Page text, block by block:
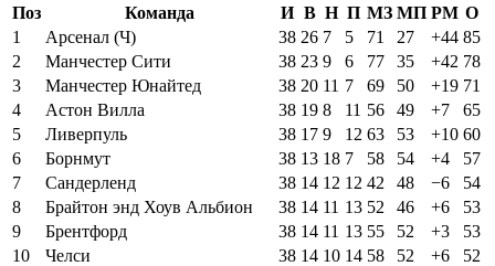
Поз
Команда И В Н П МЗ МП РМ О
1
Арсенал (Ч) 38 26 7 5 71 27 +44 85
2
Манчестер Сити 38 23 9 6 77 35 +42 78
3
Манчестер Юнайтед 38 20 11 7 69 50 +19 71
4
Астон Вилла 38 19 8 11 56 49 +7
65
5
Ливерпуль 38 17 9 12 63 53 +10 60
6
Борнмут 38 13 18 7 58 54 +4
57
7
Сандерленд 38 14 12 12 42 48 −6
54
8
Брайтон энд Хоув Альбион 38 14 11 13 52 46 +6
53
9
Брентфорд 38 14 11 13 55 52 +3
53
10
Челси 38 14 10 14 58 52 +6
52